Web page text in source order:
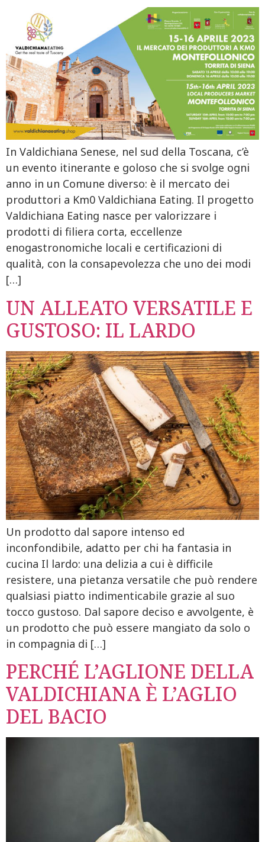
In Valdichiana Senese, nel sud della Toscana, c’è
un evento itinerante e goloso che si svolge ogni
anno in un Comune diverso: è il mercato dei
produttori a Km0 Valdichiana Eating. Il progetto
Valdichiana Eating nasce per valorizzare i
prodotti di filiera corta, eccellenze
enogastronomiche locali e certificazioni di
qualità, con la consapevolezza che uno dei modi
[…]
UN ALLEATO VERSATILE E
GUSTOSO: IL LARDO
Un prodotto dal sapore intenso ed
inconfondibile, adatto per chi ha fantasia in
cucina Il lardo: una delizia a cui è difficile
resistere, una pietanza versatile che può rendere
qualsiasi piatto indimenticabile grazie al suo
tocco gustoso. Dal sapore deciso e avvolgente, è
un prodotto che può essere mangiato da solo o
in compagnia di […]
PERCHÉ L’AGLIONE DELLA
VALDICHIANA È L’AGLIO
DEL BACIO